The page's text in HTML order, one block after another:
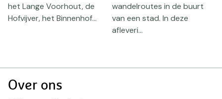
het Lange Voorhout, de
Hofvijver, het Binnenhof...
wandelroutes in de buurt
van een stad. In deze
afleveri...
Doormat
Over ons